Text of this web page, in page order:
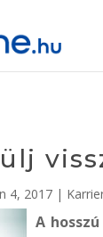
4, 2017 |
A